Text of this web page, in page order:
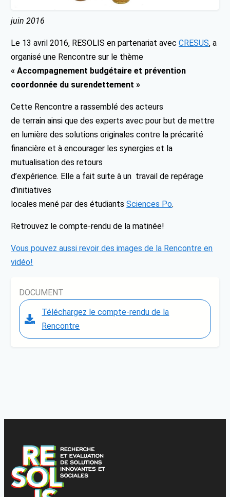
juin 2016
Le 13 avril 2016, RESOLIS en partenariat avecCRESUS, a
organisé une Rencontre sur le thème
« Accompagnement budgétaire et prévention
coordonnée du surendettement »
Cette Rencontre a rassemblé des acteurs
de terrain ainsi que des experts avec pour but de mettre
en lumière des solutions originales contre la précarité
financière et à encourager les synergies et la
mutualisation des retours
d’expérience. Elle a fait suite à un travail de ​repérage
d’initiatives
locales mené par des étudiantsSciences Po.
Retrouvez le compte-rendu de la matinée!
Vous pouvez aussi revoir des images de la Rencontre en
vidéo!
DOCUMENT
Téléchargez le compte-rendu de la
Rencontre